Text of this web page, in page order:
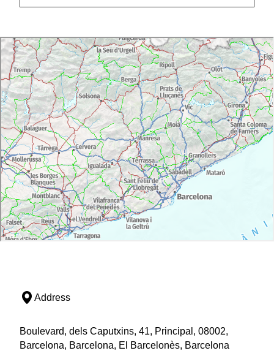
Address
Boulevard, dels Caputxins, 41, Principal, 08002,
Barcelona, Barcelona, El Barcelonès, Barcelona